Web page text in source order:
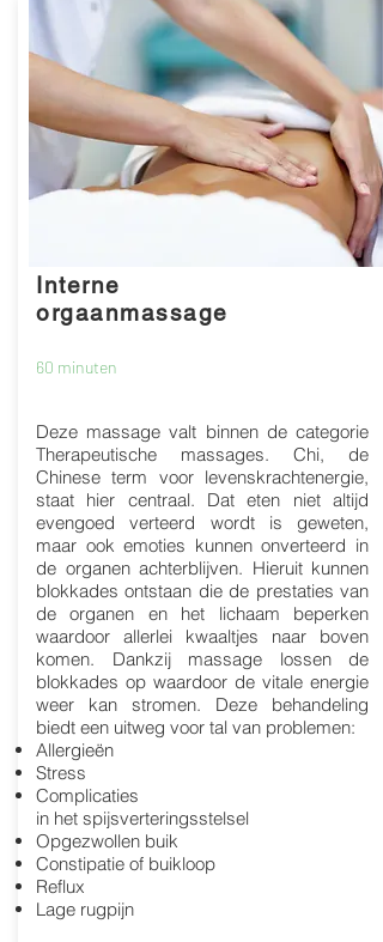
Interne
orgaanmassage
60 minuten
Deze massage valt binnen de categorie
Therapeutische massages. Chi, de
Chinese term voor levenskrachtenergie,
staat hier centraal. Dat eten niet altijd
evengoed verteerd wordt is geweten,
maar ook emoties kunnen onverteerd in
de organen achterblijven. Hieruit kunnen
blokkades ontstaan die de prestaties van
de organen en het lichaam beperken
waardoor allerlei kwaaltjes naar boven
komen. Dankzij massage lossen de
blokkades op waardoor de vitale energie
weer kan stromen. Deze behandeling
biedt een uitweg voor tal van problemen:
Allergieën
Stress
Complicaties
in het spijsverteringsstelsel
Opgezwollen buik
Constipatie of buikloop
Reflux
Lage rugpijn